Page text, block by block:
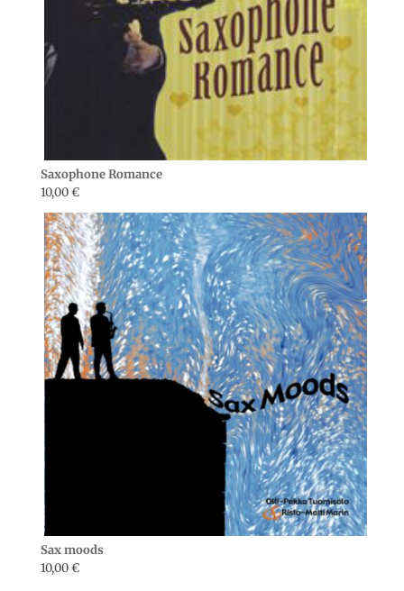
Saxophone Romance
10,00€
Sax moods
10,00€